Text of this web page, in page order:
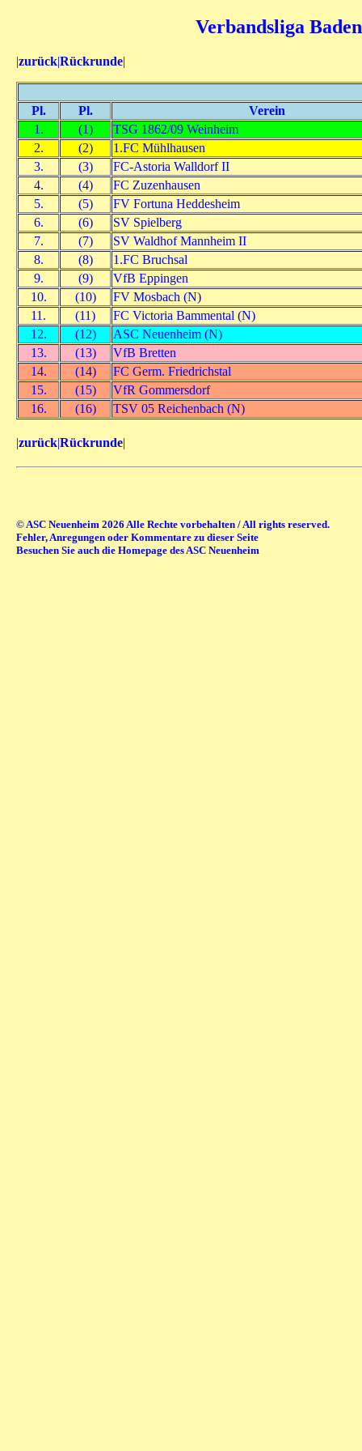
Verbandsliga
|zurück|Rückrunde|
Pl. Pl.
Verein
1.
(1)
TSG 1862/09 Weinheim
2.
(2)
1.FC Mühlhausen
3.
(3)
FC-Astoria Walldorf II
4.
(4)
FC Zuzenhausen
5.
(5)
FV Fortuna Heddesheim
6.
(6)
SV Spielberg
7.
(7)
SV Waldhof Mannheim II
8.
(8)
1.FC Bruchsal
9.
(9)
VfB Eppingen
10.
(10)
FV Mosbach (N)
11.
(11)
FC Victoria Bammental (N)
12.
(12)
ASC Neuenheim (N)
13.
(13)
VfB Bretten
14.
(14)
FC Germ. Friedrichstal
15.
(15)
VfR Gommersdorf
16.
(16) TSV 05 Reichenbach (N)
|zurück|Rückrunde|
© ASC Neuenheim 2026 Alle Rechte vorbehalten / All rights reserved.
Fehler, Anregungen oder Kommentare zu dieser Seite
Besuchen Sie auch die Homepage des ASC Neuenheim